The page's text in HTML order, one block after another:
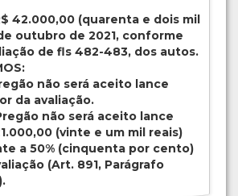
42.000,00 (quarenta e dois mil
outubro de 2021, conforme
de fls 482-483, dos autos.
não será aceito lance
da avaliação.
não será aceito lance
(vinte e um mil reais)
a 50% (cinquenta por cento)
(Art. 891, Parágrafo